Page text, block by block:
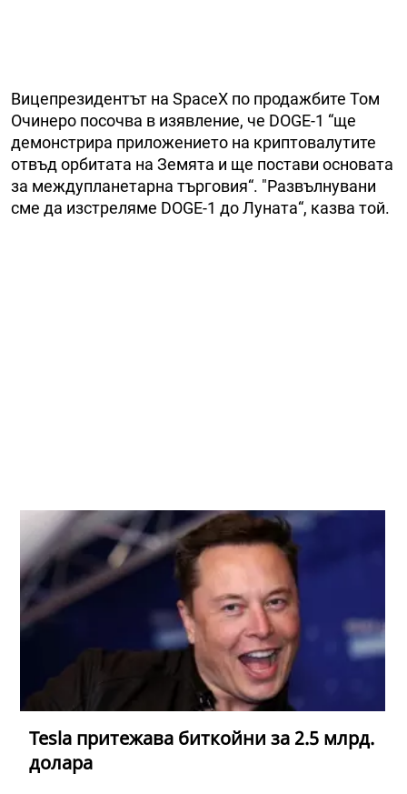
Вицепрезидентът на SpaceX по продажбите Том
Очинеро посочва в изявление, че DOGE-1 “ще
демонстрира приложението на криптовалутите
отвъд орбитата на Земята и ще постави основата
за междупланетарна търговия“. "Развълнувани
сме да изстреляме DOGE-1 до Луната“, казва той.
Tesla притежава биткойни за 2.5 млрд.
долара